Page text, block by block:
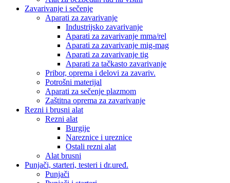
Zavarivanje i sečenje
Aparati za zavarivanje
Industrijsko zavarivanje
Aparati za zavarivanje mma/rel
Aparati za zavarivanje mig-mag
Aparati za zavarivanje tig
Aparati za tačkasto zavarivanje
Pribor, oprema i delovi za zavariv.
Potrošni materijal
Aparati za sečenje plazmom
Zaštitna oprema za zavarivanje
Rezni i brusni alat
Rezni alat
Burgije
Nareznice i ureznice
Ostali rezni alat
Alat brusni
Punjači, starteri, testeri i dr.uređ.
Punjači